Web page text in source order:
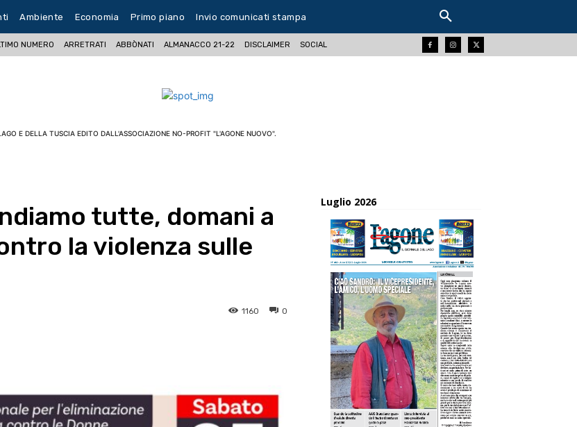
Ambiente Economia Primo piano Invio comunicati stampa
NUMERO ARRETRATI ABBÒNATI ALMANACCO 21-22 DISCLAIMER SOCIAL
E DELLA TUSCIA EDITO DALL'ASSOCIAZIONE NO-PROFIT "L'AGONE NUOVO".
tutte, domani a
la violenza sulle
0
1160
Tumblr Telegram
Luglio 2026